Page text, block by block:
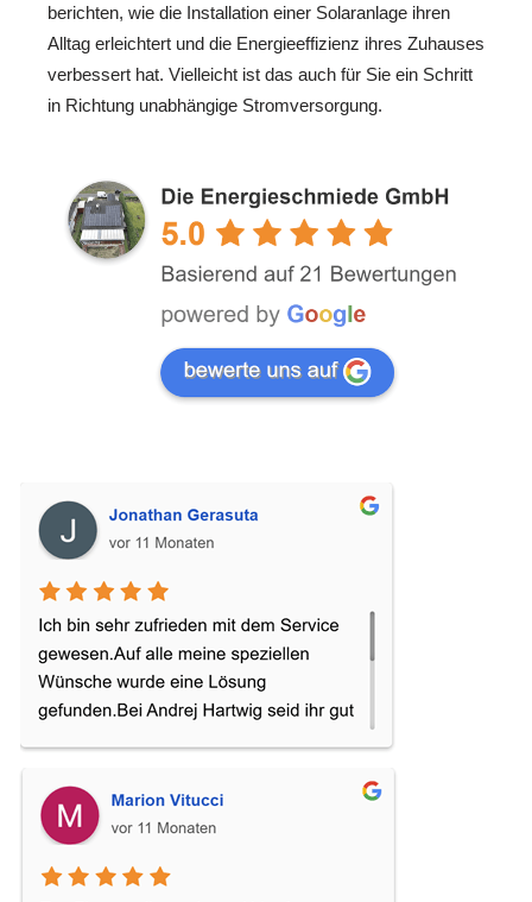
berichten, wie die Installation einer Solaranlage ihren
Alltag erleichtert und die Energieeffizienz ihres Zuhauses
verbessert hat. Vielleicht ist das auch für Sie ein Schritt
in Richtung unabhängige Stromversorgung.